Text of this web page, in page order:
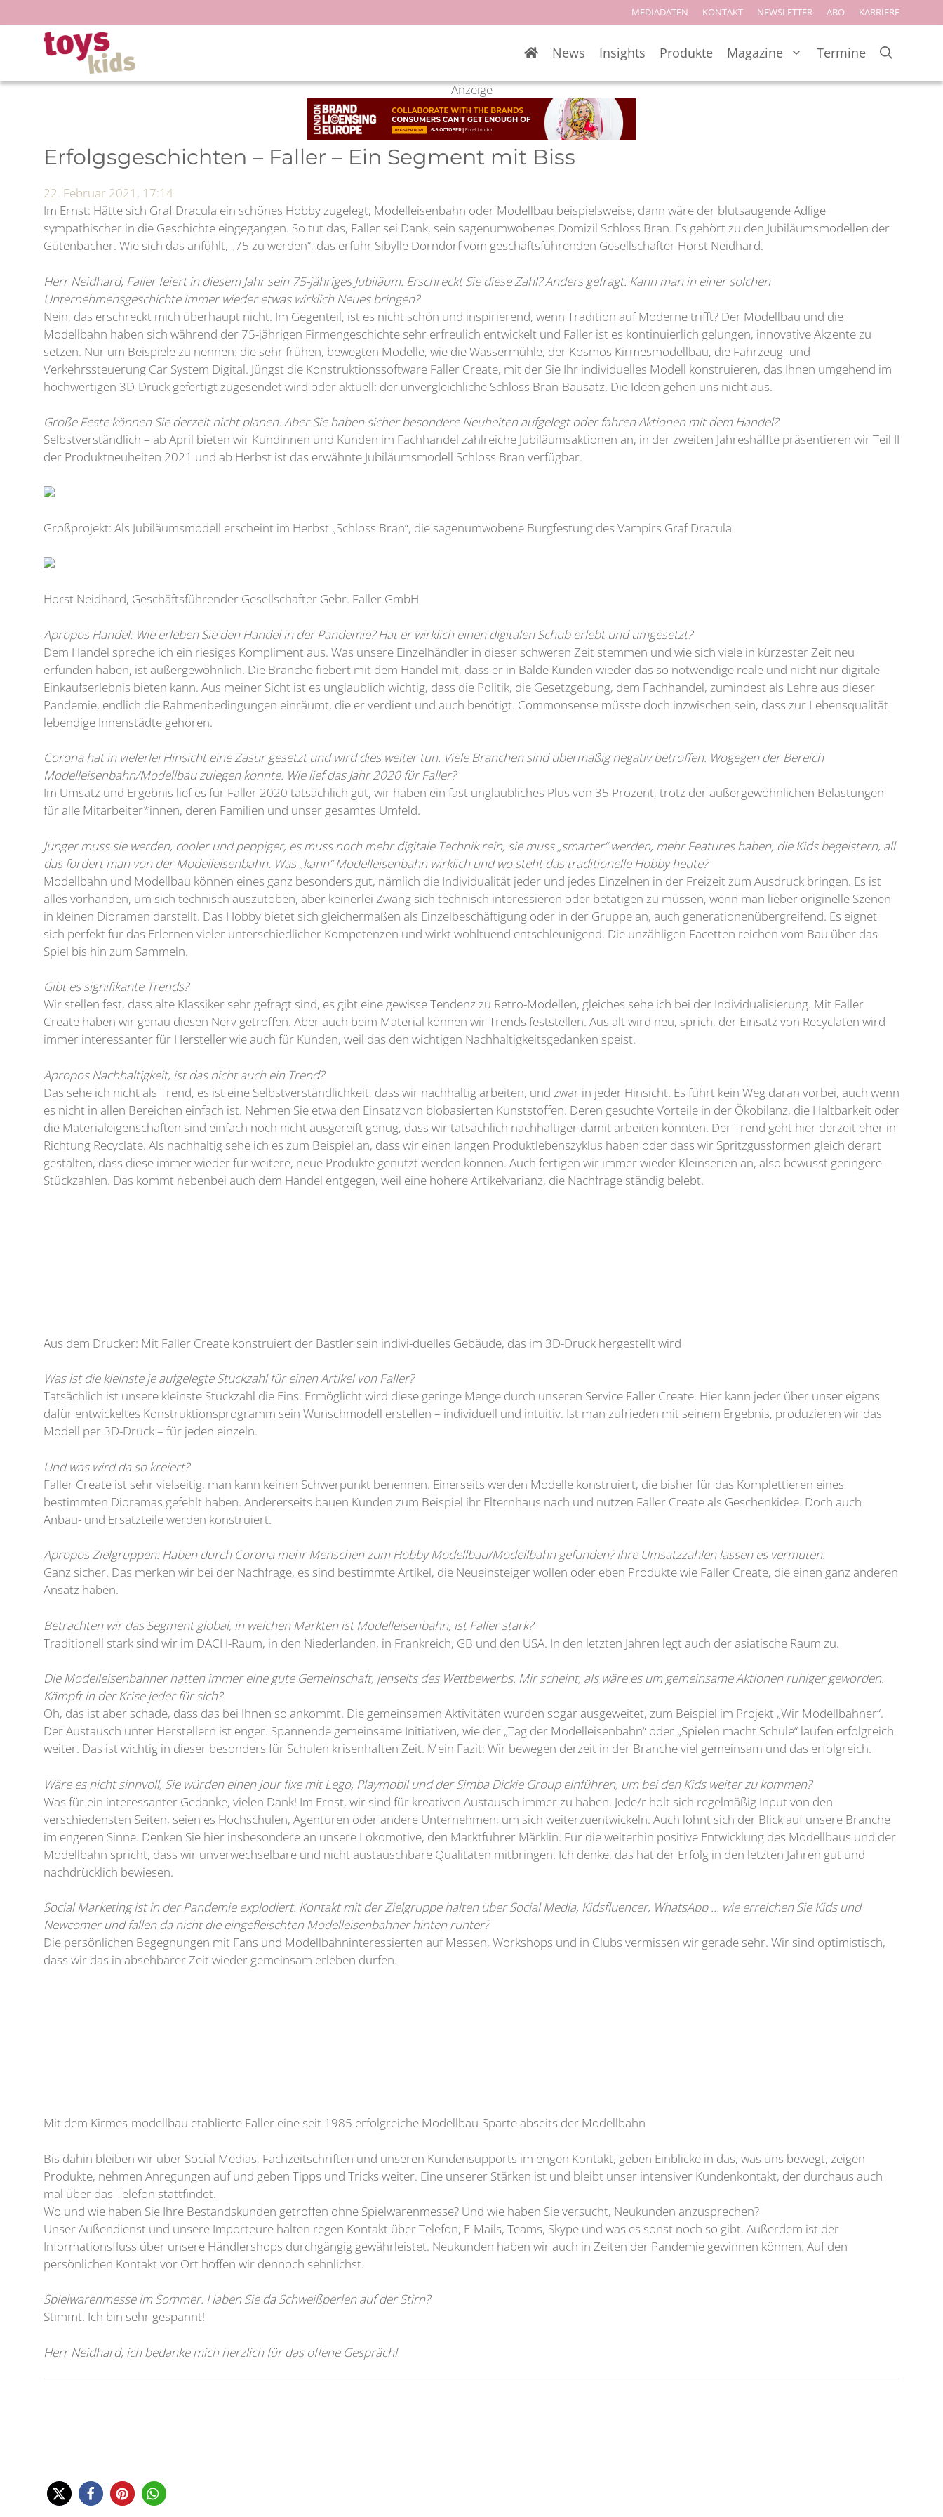
Inhalt
springen
MEDIADATEN KONTAKT NEWSLETTER ABO KARRIERE
News Insights Produkte Magazine Termine
Anzeige
Erfolgsgeschichten – Faller – Ein Segment mit Biss
22. Februar 2021, 17:14
Im Ernst: Hätte sich Graf Dracula ein schönes Hobby zugelegt, Modelleisenbahn oder Modellbau beispielsweise, dann wäre der blutsaugende Adlige
sympathischer in die Geschichte eingegangen. So tut das, Faller sei Dank, sein sagenumwobenes Domizil Schloss Bran. Es gehört zu den Jubiläumsmodellen der
Gütenbacher. Wie sich das anfühlt, „75 zu werden“, das erfuhr Sibylle Dorndorf vom geschäftsführenden Gesellschafter Horst Neidhard.
Herr Neidhard, Faller feiert in diesem Jahr sein 75-jähriges Jubiläum. Erschreckt Sie diese Zahl? Anders gefragt: Kann man in einer solchen
Unternehmensgeschichte immer wieder etwas wirklich Neues bringen?
Nein, das erschreckt mich überhaupt nicht. Im Gegenteil, ist es nicht schön und inspirierend, wenn Tradition auf Moderne trifft? Der Modellbau und die
Modellbahn haben sich während der 75-jährigen Firmengeschichte sehr erfreulich entwickelt und Faller ist es kontinuierlich gelungen, innovative Akzente zu
setzen. Nur um Beispiele zu nennen: die sehr frühen, bewegten Modelle, wie die Wassermühle, der Kosmos Kirmesmodellbau, die Fahrzeug- und
Verkehrssteuerung Car System Digital. Jüngst die Konstruktionssoftware Faller Create, mit der Sie Ihr individuelles Modell konstruieren, das Ihnen umgehend im
hochwertigen 3D-Druck gefertigt zugesendet wird oder aktuell: der unvergleichliche Schloss Bran-Bausatz. Die Ideen gehen uns nicht aus.
Große Feste können Sie derzeit nicht planen. Aber Sie haben sicher besondere Neuheiten aufgelegt oder fahren Aktionen mit dem Handel?
Selbstverständlich – ab April bieten wir Kundinnen und Kunden im Fachhandel zahlreiche Jubiläumsaktionen an, in der zweiten Jahreshälfte präsentieren wir Teil II
der Produktneuheiten 2021 und ab Herbst ist das erwähnte Jubiläumsmodell Schloss Bran verfügbar.
Großprojekt: Als Jubiläumsmodell erscheint im Herbst „Schloss Bran“, die sagenumwobene Burgfestung des Vampirs Graf Dracula
Horst Neidhard, Geschäftsführender Gesellschafter Gebr. Faller GmbH
Apropos Handel: Wie erleben Sie den Handel in der Pandemie? Hat er wirklich einen digitalen Schub erlebt und umgesetzt?
Dem Handel spreche ich ein riesiges Kompliment aus. Was unsere Einzelhändler in dieser schweren Zeit stemmen und wie sich viele in kürzester Zeit neu
erfunden haben, ist außergewöhnlich. Die Branche fiebert mit dem Handel mit, dass er in Bälde Kunden wieder das so notwendige reale und nicht nur digitale
Einkaufserlebnis bieten kann. Aus meiner Sicht ist es unglaublich wichtig, dass die Politik, die Gesetzgebung, dem Fachhandel, zumindest als Lehre aus dieser
Pandemie, endlich die Rahmenbedingungen einräumt, die er verdient und auch benötigt. Commonsense müsste doch inzwischen sein, dass zur Lebensqualität
lebendige Innenstädte gehören.
Corona hat in vielerlei Hinsicht eine Zäsur gesetzt und wird dies weiter tun. Viele Branchen sind übermäßig negativ betroffen. Wogegen der Bereich
Modelleisenbahn/Modellbau zulegen konnte. Wie lief das Jahr 2020 für Faller?
Im Umsatz und Ergebnis lief es für Faller 2020 tatsächlich gut, wir haben ein fast unglaubliches Plus von 35 Prozent, trotz der außergewöhnlichen Belastungen
für alle Mitarbeiter*innen, deren Familien und unser gesamtes Umfeld.
Jünger muss sie werden, cooler und peppiger, es muss noch mehr digitale Technik rein, sie muss „smarter“ werden, mehr Features haben, die Kids begeistern, all
das fordert man von der Modelleisenbahn. Was „kann“ Modelleisenbahn wirklich und wo steht das traditionelle Hobby heute?
Modellbahn und Modellbau können eines ganz besonders gut, nämlich die Individualität jeder und jedes Einzelnen in der Freizeit zum Ausdruck bringen. Es ist
alles vorhanden, um sich technisch auszutoben, aber keinerlei Zwang sich technisch interessieren oder betätigen zu müssen, wenn man lieber originelle Szenen
in kleinen Dioramen darstellt. Das Hobby bietet sich gleichermaßen als Einzelbeschäftigung oder in der Gruppe an, auch generationenübergreifend. Es eignet
sich perfekt für das Erlernen vieler unterschiedlicher Kompetenzen und wirkt wohltuend entschleunigend. Die unzähligen Facetten reichen vom Bau über das
Spiel bis hin zum Sammeln.
Gibt es signifikante Trends?
Wir stellen fest, dass alte Klassiker sehr gefragt sind, es gibt eine gewisse Tendenz zu Retro-Modellen, gleiches sehe ich bei der Individualisierung. Mit Faller
Create haben wir genau diesen Nerv getroffen. Aber auch beim Material können wir Trends feststellen. Aus alt wird neu, sprich, der Einsatz von Recyclaten wird
immer interessanter für Hersteller wie auch für Kunden, weil das den wichtigen Nachhaltigkeitsgedanken speist.
Apropos Nachhaltigkeit, ist das nicht auch ein Trend?
Das sehe ich nicht als Trend, es ist eine Selbstverständlichkeit, dass wir nachhaltig arbeiten, und zwar in jeder Hinsicht. Es führt kein Weg daran vorbei, auch wenn
es nicht in allen Bereichen einfach ist. Nehmen Sie etwa den Einsatz von biobasierten Kunststoffen. Deren gesuchte Vorteile in der Ökobilanz, die Haltbarkeit oder
die Materialeigenschaften sind einfach noch nicht ausgereift genug, dass wir tatsächlich nachhaltiger damit arbeiten könnten. Der Trend geht hier derzeit eher in
Richtung Recyclate. Als nachhaltig sehe ich es zum Beispiel an, dass wir einen langen Produktlebenszyklus haben oder dass wir Spritzgussformen gleich derart
gestalten, dass diese immer wieder für weitere, neue Produkte genutzt werden können. Auch fertigen wir immer wieder Kleinserien an, also bewusst geringere
Stückzahlen. Das kommt nebenbei auch dem Handel entgegen, weil eine höhere Artikelvarianz, die Nachfrage ständig belebt.
Aus dem Drucker: Mit Faller Create konstruiert der Bastler sein indivi-duelles Gebäude, das im 3D-Druck hergestellt wird
Was ist die kleinste je aufgelegte Stückzahl für einen Artikel von Faller?
Tatsächlich ist unsere kleinste Stückzahl die Eins. Ermöglicht wird diese geringe Menge durch unseren Service Faller Create. Hier kann jeder über unser eigens
dafür entwickeltes Konstruktionsprogramm sein Wunschmodell erstellen – individuell und intuitiv. Ist man zufrieden mit seinem Ergebnis, produzieren wir das
Modell per 3D-Druck – für jeden einzeln.
Und was wird da so kreiert?
Faller Create ist sehr vielseitig, man kann keinen Schwerpunkt benennen. Einerseits werden Modelle konstruiert, die bisher für das Komplettieren eines
bestimmten Dioramas gefehlt haben. Andererseits bauen Kunden zum Beispiel ihr Elternhaus nach und nutzen Faller Create als Geschenkidee. Doch auch
Anbau- und Ersatzteile werden konstruiert.
Apropos Zielgruppen: Haben durch Corona mehr Menschen zum Hobby Modellbau/Modellbahn gefunden? Ihre Umsatzzahlen lassen es vermuten.
Ganz sicher. Das merken wir bei der Nachfrage, es sind bestimmte Artikel, die Neueinsteiger wollen oder eben Produkte wie Faller Create, die einen ganz anderen
Ansatz haben.
Betrachten wir das Segment global, in welchen Märkten ist Modelleisenbahn, ist Faller stark?
Traditionell stark sind wir im DACH-Raum, in den Niederlanden, in Frankreich, GB und den USA. In den letzten Jahren legt auch der asiatische Raum zu.
Die Modelleisenbahner hatten immer eine gute Gemeinschaft, jenseits des Wettbewerbs. Mir scheint, als wäre es um gemeinsame Aktionen ruhiger geworden.
Kämpft in der Krise jeder für sich?
Oh, das ist aber schade, dass das bei Ihnen so ankommt. Die gemeinsamen Aktivitäten wurden sogar ausgeweitet, zum Beispiel im Projekt „Wir Modellbahner“.
Der Austausch unter Herstellern ist enger. Spannende gemeinsame Initiativen, wie der „Tag der Modelleisenbahn“ oder „Spielen macht Schule“ laufen erfolgreich
weiter. Das ist wichtig in dieser besonders für Schulen krisenhaften Zeit. Mein Fazit: Wir bewegen derzeit in der Branche viel gemeinsam und das erfolgreich.
Wäre es nicht sinnvoll, Sie würden einen Jour fixe mit Lego, Playmobil und der Simba Dickie Group einführen, um bei den Kids weiter zu kommen?
Was für ein interessanter Gedanke, vielen Dank! Im Ernst, wir sind für kreativen Austausch immer zu haben. Jede/r holt sich regelmäßig Input von den
verschiedensten Seiten, seien es Hochschulen, Agenturen oder andere Unternehmen, um sich weiterzuentwickeln. Auch lohnt sich der Blick auf unsere Branche
im engeren Sinne. Denken Sie hier insbesondere an unsere Lokomotive, den Marktführer Märklin. Für die weiterhin positive Entwicklung des Modellbaus und der
Modellbahn spricht, dass wir unverwechselbare und nicht austauschbare Qualitäten mitbringen. Ich denke, das hat der Erfolg in den letzten Jahren gut und
nachdrücklich bewiesen.
Social Marketing ist in der Pandemie explodiert. Kontakt mit der Zielgruppe halten über Social Media, Kidsfluencer, WhatsApp … wie erreichen Sie Kids und
Newcomer und fallen da nicht die eingefleischten Modelleisenbahner hinten runter?
Die persönlichen Begegnungen mit Fans und Modellbahninteressierten auf Messen, Workshops und in Clubs vermissen wir gerade sehr. Wir sind optimistisch,
dass wir das in absehbarer Zeit wieder gemeinsam erleben dürfen.
Mit dem Kirmes-modellbau etablierte Faller eine seit 1985 erfolgreiche Modellbau-Sparte abseits der Modellbahn
Bis dahin bleiben wir über Social Medias, Fachzeitschriften und unseren Kundensupports im engen Kontakt, geben Einblicke in das, was uns bewegt, zeigen
Produkte, nehmen Anregungen auf und geben Tipps und Tricks weiter. Eine unserer Stärken ist und bleibt unser intensiver Kundenkontakt, der durchaus auch
mal über das Telefon stattfindet.
Wo und wie haben Sie Ihre Bestandskunden getroffen ohne Spielwarenmesse? Und wie haben Sie versucht, Neukunden anzusprechen?
Unser Außendienst und unsere Importeure halten regen Kontakt über Telefon, E-Mails, Teams, Skype und was es sonst noch so gibt. Außerdem ist der
Informationsfluss über unsere Händlershops durchgängig gewährleistet. Neukunden haben wir auch in Zeiten der Pandemie gewinnen können. Auf den
persönlichen Kontakt vor Ort hoffen wir dennoch sehnlichst.
Spielwarenmesse im Sommer. Haben Sie da Schweißperlen auf der Stirn?
Stimmt. Ich bin sehr gespannt!
Herr Neidhard, ich bedanke mich herzlich für das offene Gespräch!